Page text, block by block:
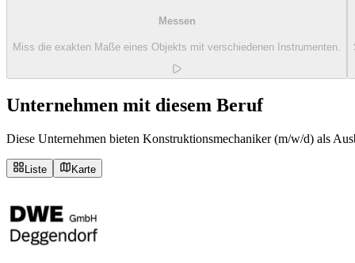
Messen
Miss die exakten Maße eines Objekts mit verschiedenen Instrumenten.
Unternehmen mit diesem Beruf
Diese Unternehmen bieten Konstruktionsmechaniker (m/w/d) als
Liste Karte